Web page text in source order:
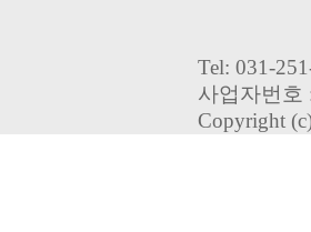
Tel: 031-
사업자번호
Copyright